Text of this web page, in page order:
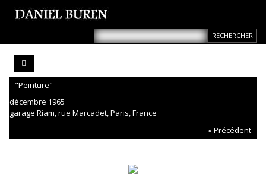
"Peinture"
décembre 1965
garage Riam, rue Marcadet, Paris, France
« Précédent